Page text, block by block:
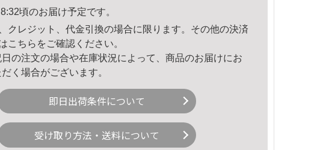
頃のお届け予定です。
クレジット、代金引換の場合に限ります。その他の決済
こちら をご確認ください。
の注文の場合や在庫状況によって、商品のお届けにお
く場合がございます。
即日出荷条件について
受け取り方法・送料について